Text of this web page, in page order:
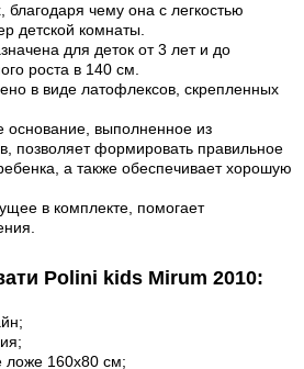
благодаря чему она с легкостью
детской комнаты.
для деток от 3 лет и до
роста в 140 см.
в виде латофлексов, скрепленных
основание, выполненное из
позволяет формировать правильное
а также обеспечивает хорошую
в комплекте, помогает
Polini kids Mirum 2010:
ложе 160х80 см;